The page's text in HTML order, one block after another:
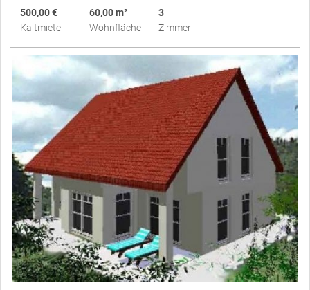
500,00 €
Kaltmiete
60,00 m²
Wohnfläche
3
Zimmer